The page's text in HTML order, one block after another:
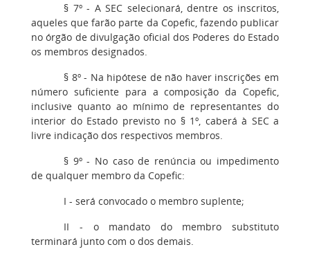
§ 7º - A SEC selecionará, dentre os inscritos,
aqueles que farão parte da Copefic, fazendo publicar
no órgão de divulgação oficial dos Poderes do Estado
os membros designados.
§ 8º - Na hipótese de não haver inscrições em
número suficiente para a composição da Copefic,
inclusive quanto ao mínimo de representantes do
interior do Estado previsto no § 1º, caberá à SEC a
livre indicação dos respectivos membros.
§ 9º - No caso de renúncia ou impedimento
de qualquer membro da Copefic:
I - será convocado o membro suplente;
II - o mandato do membro substituto
terminará junto com o dos demais.